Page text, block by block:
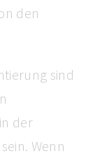
den
sind
der
Wenn